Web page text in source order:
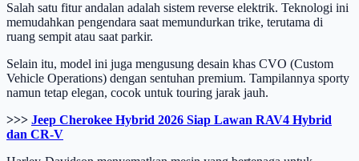
Salah satu fitur andalan adalah sistem reverse elektrik. Teknologi ini
memudahkan pengendara saat memundurkan trike, terutama di
ruang sempit atau saat parkir.
Selain itu, model ini juga mengusung desain khas CVO (Custom
Vehicle Operations) dengan sentuhan premium. Tampilannya sporty
namun tetap elegan, cocok untuk touring jarak jauh.
>>> Jeep Cherokee Hybrid 2026 Siap Lawan RAV4 Hybrid
dan CR-V